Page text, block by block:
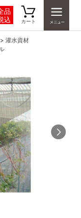
品
込
カート
> 灌水資材